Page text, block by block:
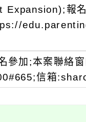
報
參加;本案聯絡
信箱